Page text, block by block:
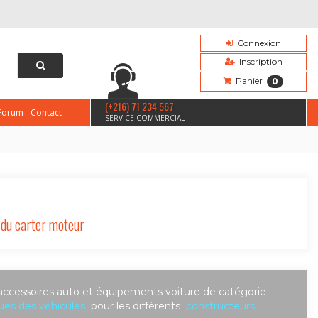
Connexion
Inscription
Panier
0
Contact (+216) 71 234 567
SERVICE COMMERCIAL
carter moteur
auto et équipements voiture de catégorie
des véhiculespour les différents constructeurs